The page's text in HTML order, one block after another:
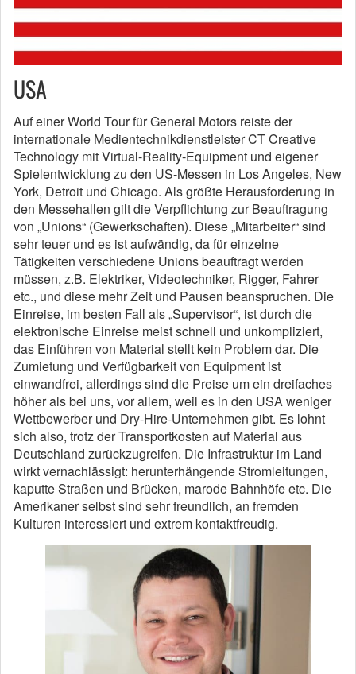
USA
Auf einer World Tour für General Motors reiste der
internationale Medientechnikdienstleister CT Creative
Technology mit Virtual-Reality-Equipment und eigener
Spielentwicklung zu den US-Messen in Los Angeles, New
York, Detroit und Chicago. Als größte Herausforderung in
den Messehallen gilt die Verpflichtung zur Beauftragung
von „Unions“ (Gewerkschaften). Diese „Mitarbeiter“ sind
sehr teuer und es ist aufwändig, da für einzelne
Tätigkeiten verschiedene Unions beauftragt werden
müssen, z.B. Elektriker, Videotechniker, Rigger, Fahrer
etc., und diese mehr Zeit und Pausen beanspruchen. Die
Einreise, im besten Fall als „Supervisor“, ist durch die
elektronische Einreise meist schnell und unkompliziert,
das Einführen von Material stellt kein Problem dar. Die
Zumietung und Verfügbarkeit von Equipment ist
einwandfrei, allerdings sind die Preise um ein dreifaches
höher als bei uns, vor allem, weil es in den USA weniger
Wettbewerber und Dry-Hire-Unternehmen gibt. Es lohnt
sich also, trotz der Transportkosten auf Material aus
Deutschland zurückzugreifen. Die Infrastruktur im Land
wirkt vernachlässigt: herunterhängende Stromleitungen,
kaputte Straßen und Brücken, marode Bahnhöfe etc. Die
Amerikaner selbst sind sehr freundlich, an fremden
Kulturen interessiert und extrem kontaktfreudig.